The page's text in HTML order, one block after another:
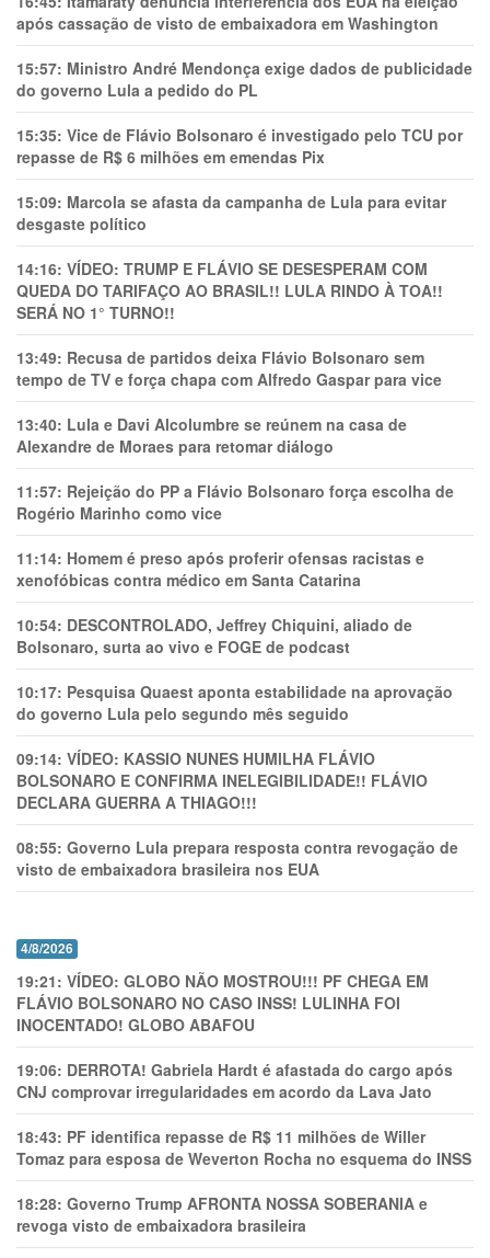
após cassação de visto de embaixadora em Washington
15:57: Ministro André Mendonça exige dados de publicidade
do governo Lula a pedido do PL
15:35: Vice de Flávio Bolsonaro é investigado pelo TCU por
repasse de R$ 6 milhões em emendas Pix
15:09: Marcola se afasta da campanha de Lula para evitar
desgaste político
14:16: VÍDEO: TRUMP E FLÁVIO SE DESESPERAM COM
QUEDA DO TARIFAÇO AO BRASIL!! LULA RINDO À TOA!!
SERÁ NO 1° TURNO!!
13:49: Recusa de partidos deixa Flávio Bolsonaro sem
tempo de TV e força chapa com Alfredo Gaspar para vice
13:40: Lula e Davi Alcolumbre se reúnem na casa de
Alexandre de Moraes para retomar diálogo
11:57: Rejeição do PP a Flávio Bolsonaro força escolha de
Rogério Marinho como vice
11:14: Homem é preso após proferir ofensas racistas e
xenofóbicas contra médico em Santa Catarina
10:54: DESCONTROLADO, Jeffrey Chiquini, aliado de
Bolsonaro, surta ao vivo e FOGE de podcast
10:17: Pesquisa Quaest aponta estabilidade na aprovação
do governo Lula pelo segundo mês seguido
09:14: VÍDEO: KASSIO NUNES HUMlLHA FLÁVIO
BOLSONARO E CONFIRMA INELEGIBILIDADE!! FLÁVIO
DECLARA GUERRA A THIAGO!!!
08:55: Governo Lula prepara resposta contra revogação de
visto de embaixadora brasileira nos EUA
4/8/2026
19:21: VÍDEO: GLOBO NÃO MOSTROU!!! PF CHEGA EM
FLÁVIO BOLSONARO NO CASO INSS! LULINHA FOI
INOCENTADO! GLOBO ABAFOU
19:06: DERROTA! Gabriela Hardt é afastada do cargo após
CNJ comprovar irregularidades em acordo da Lava Jato
18:43: PF identifica repasse de R$ 11 milhões de Willer
Tomaz para esposa de Weverton Rocha no esquema do INSS
18:28: Governo Trump AFRONTA NOSSA SOBERANIA e
revoga visto de embaixadora brasileira